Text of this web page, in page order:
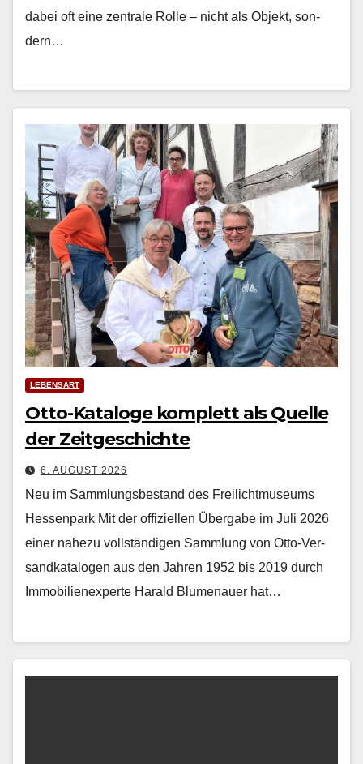
dabei oft eine zen­trale Rolle – nicht als Objekt, son­
dern…
LEBENSART
Otto-Kataloge komplett als Quelle
der Zeitgeschichte
6. AUGUST 2026
Neu im Sammlungsbestand des Freilichtmuseums
Hessenpark Mit der offiziellen Über­gabe im Juli 2026
ein­er nahezu voll­ständi­gen Samm­lung von Otto-Ver­
sand­kat­a­lo­gen aus den Jahren 1952 bis 2019 durch
Immo­bilienex­perte Har­ald Blu­me­nauer hat…